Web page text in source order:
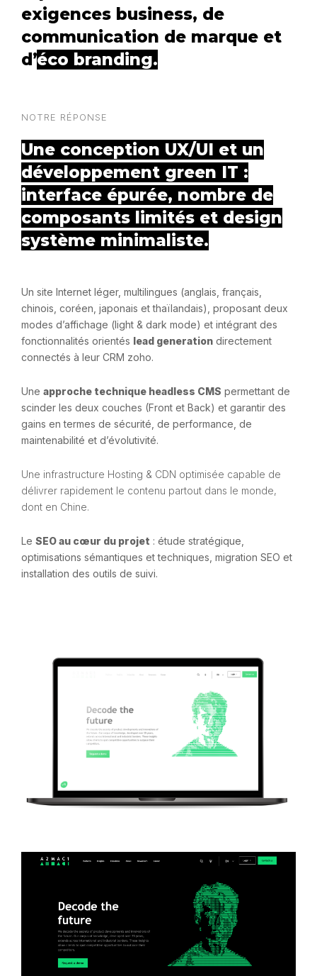
exigences business, de
communication de marque et
d’éco branding.
NOTRE RÉPONSE
Une conception UX/UI et un
développement green IT :
interface épurée, nombre de
composants limités et design
système minimaliste.
Un site Internet léger, multilingues (anglais, français,
chinois, coréen, japonais et thaïlandais), proposant deux
modes d’affichage (light & dark mode) et intégrant des
fonctionnalités orientés lead generation directement
connectés à leur CRM zoho.
Une approche technique headless CMS permettant de
scinder les deux couches (Front et Back) et garantir des
gains en termes de sécurité, de performance, de
maintenabilité et d’évolutivité.
Une infrastructure Hosting & CDN optimisée capable de
délivrer rapidement le contenu partout dans le monde,
dont en Chine.
Le SEO au cœur du projet : étude stratégique,
optimisations sémantiques et techniques, migration SEO et
installation des outils de suivi.